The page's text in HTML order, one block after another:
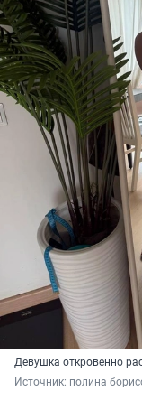
Девушка откровенно
Источник: полина